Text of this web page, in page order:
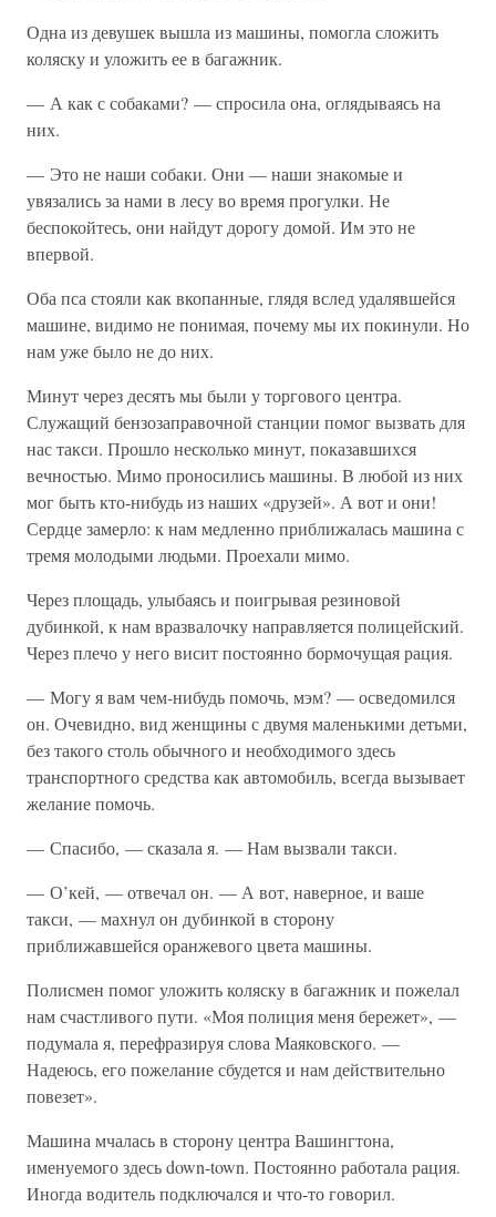
Одна из девушек вышла из машины, помогла сложить
коляску и уложить ее в багажник.
— А как с собаками? — спросила она, оглядываясь на
них.
— Это не наши собаки. Они — наши знакомые и
увязались за нами в лесу во время прогулки. Не
беспокойтесь, они найдут дорогу домой. Им это не
впервой.
Оба пса стояли как вкопанные, глядя вслед удалявшейся
машине, видимо не понимая, почему мы их покинули. Но
нам уже было не до них.
Минут через десять мы были у торгового центра.
Служащий бензозаправочной станции помог вызвать для
нас такси. Прошло несколько минут, показавшихся
вечностью. Мимо проносились машины. В любой из них
мог быть кто-нибудь из наших «друзей». А вот и они!
Сердце замерло: к нам медленно приближалась машина с
тремя молодыми людьми. Проехали мимо.
Через площадь, улыбаясь и поигрывая резиновой
дубинкой, к нам вразвалочку направляется полицейский.
Через плечо у него висит постоянно бормочущая рация.
— Могу я вам чем-нибудь помочь, мэм? — осведомился
он. Очевидно, вид женщины с двумя маленькими детьми,
без такого столь обычного и необходимого здесь
транспортного средства как автомобиль, всегда вызывает
желание помочь.
— Спасибо, — сказала я. — Нам вызвали такси.
— О’кей, — отвечал он. — А вот, наверное, и ваше
такси, — махнул он дубинкой в сторону
приближавшейся оранжевого цвета машины.
Полисмен помог уложить коляску в багажник и пожелал
нам счастливого пути. «Моя полиция меня бережет», —
подумала я, перефразируя слова Маяковского. —
Надеюсь, его пожелание сбудется и нам действительно
повезет».
Машина мчалась в сторону центра Вашингтона,
именуемого здесь down-town. Постоянно работала рация.
Иногда водитель подключался и что-то говорил.